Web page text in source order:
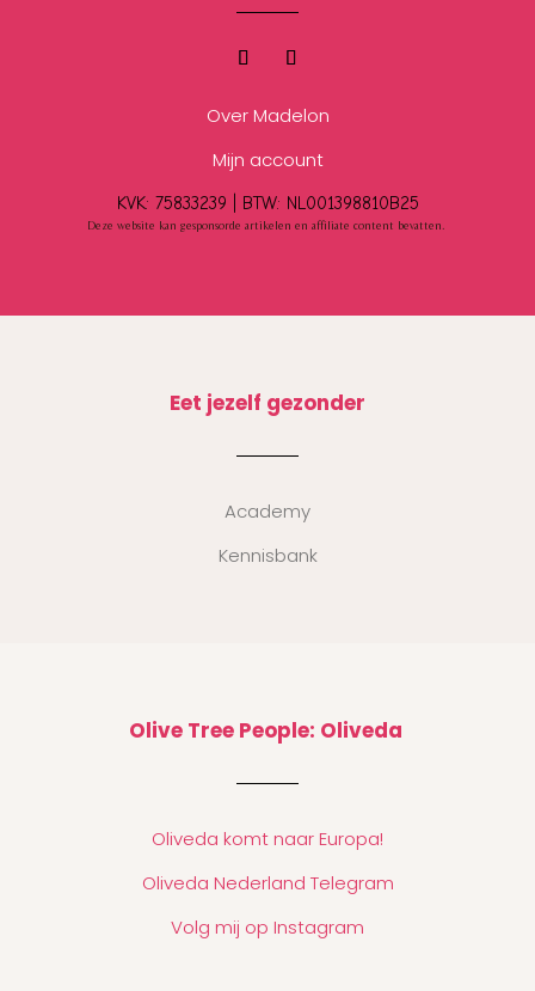
Over Madelon
Mijn account
KVK: 75833239 | BTW: NL001398810B25
Deze website kan gesponsorde artikelen en affiliate content bevatten.
Eet jezelf gezonder
Academy
Kennisbank
Olive Tree People: Oliveda
Oliveda komt naar Europa!
Oliveda Nederland Telegram
Volg mij op Instagram